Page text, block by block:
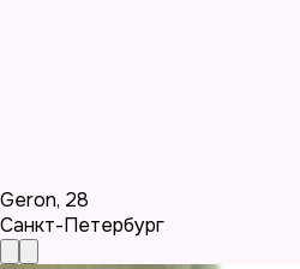
Geron, 28
Санкт-Петербург